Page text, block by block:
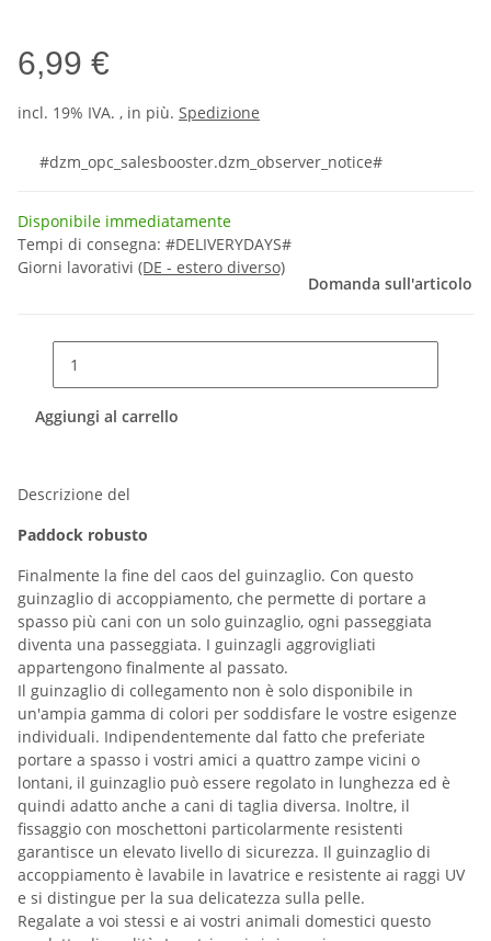
6,99 €
incl. 19% IVA. , in più. Spedizione
#dzm_opc_salesbooster.dzm_observer_notice#
Disponibile immediatamente
Tempi di consegna: #DELIVERYDAYS#
Giorni lavorativi (DE - estero diverso)
Domanda sull'articolo
Aggiungi al carrello
Descrizione del
Paddock robusto
Finalmente la fine del caos del guinzaglio. Con questo
guinzaglio di accoppiamento, che permette di portare a
spasso più cani con un solo guinzaglio, ogni passeggiata
diventa una passeggiata. I guinzagli aggrovigliati
appartengono finalmente al passato.
Il guinzaglio di collegamento non è solo disponibile in
un'ampia gamma di colori per soddisfare le vostre esigenze
individuali. Indipendentemente dal fatto che preferiate
portare a spasso i vostri amici a quattro zampe vicini o
lontani, il guinzaglio può essere regolato in lunghezza ed è
quindi adatto anche a cani di taglia diversa. Inoltre, il
fissaggio con moschettoni particolarmente resistenti
garantisce un elevato livello di sicurezza. Il guinzaglio di
accoppiamento è lavabile in lavatrice e resistente ai raggi UV
e si distingue per la sua delicatezza sulla pelle.
Regalate a voi stessi e ai vostri animali domestici questo